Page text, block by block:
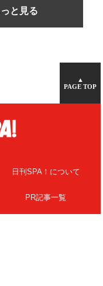
と見る
▲
PAGE TOP
日刊SPA！について
PR記事一覧